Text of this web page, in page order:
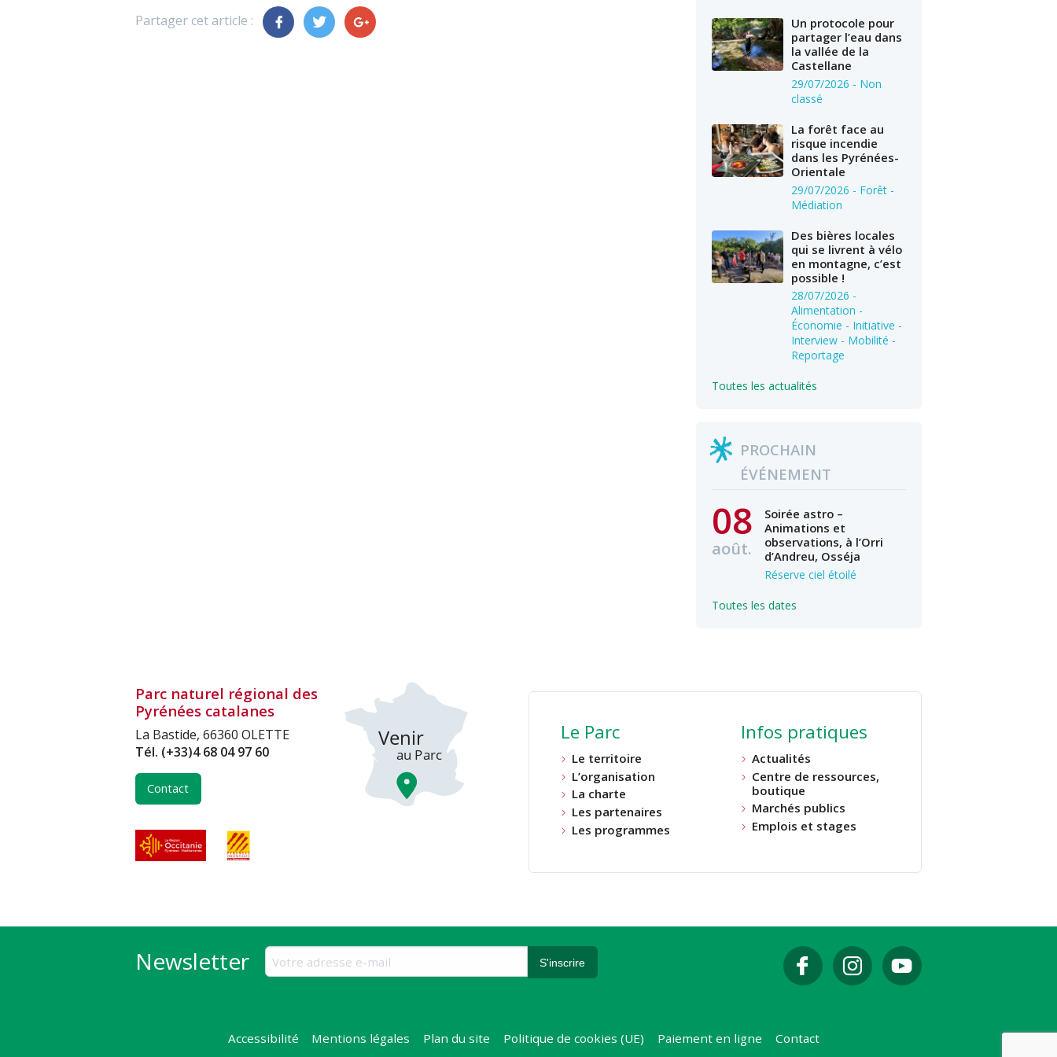
Partager cet article :
Un protocole pour
partager l’eau dans
la vallée de la
Castellane
29/07/2026 - Non
classé
La forêt face au
risque incendie
dans les Pyrénées-
Orientale
29/07/2026 - Forêt -
Médiation
Des bières locales
qui se livrent à vélo
en montagne, c’est
possible !
28/07/2026 -
Alimentation -
Économie - Initiative -
Interview - Mobilité -
Reportage
Toutes les actualités
PROCHAIN
ÉVÉNEMENT
08
août.
Soirée astro –
Animations et
observations, à l’Orri
d’Andreu, Osséja
Réserve ciel étoilé
Toutes les dates
Parc naturel régional des
Pyrénées catalanes
La Bastide, 66360 OLETTE
Tél. (+33)4 68 04 97 60
Contact
Le Parc
Le territoire
L’organisation
La charte
Les partenaires
Les programmes
Infos pratiques
Actualités
Centre de ressources,
boutique
Marchés publics
Emplois et stages
Newsletter
Accessibilité Mentions légales Plan du site Politique de cookies (UE) Paiement en ligne Contact